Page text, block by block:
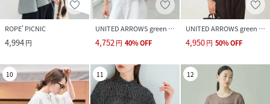
ROPE' PICNIC
4,994円
UNITED ARROWS green label relaxing
4,752円 40%OFF
UNITED ARROWS green label relaxing
4,950円 50%OFF
10 11 12